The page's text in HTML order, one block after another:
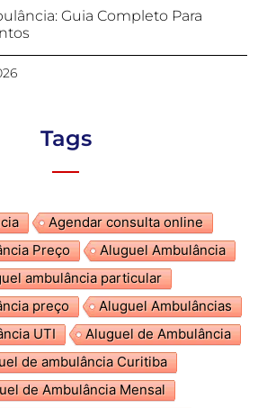
Guia Completo Para
Tags
Agendar consulta online
Preço
Aluguel Ambulância
ambulância particular
preço
Aluguel Ambulâncias
UTI
Aluguel de Ambulância
de ambulância Curitiba
de Ambulância Mensal